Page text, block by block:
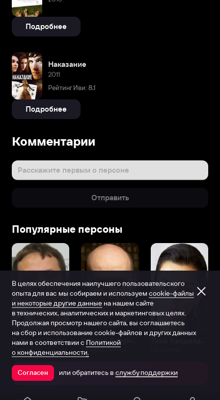
Подробнее
Наказание
2011
Рейтинг Иви: 8,1
Подробнее
Комментарии
Расскажите первым о персоне
Отправить
Популярные персоны
Виталий Шляппо
Продюсер Актёр дубляжа
Открыть в приложении
В целях обеспечения наилучшего пользовательского
опыта для вас мы собираем и используем cookie-файлы
и некоторые другие данные на нашем сайте
в технических, аналитических и маркетинговых целях.
Продолжая просмотр нашего сайта, вы соглашаетесь
на сбор и использование cookie-файлов и других данных
нами в соответствии с Политикой
о конфиденциальности.
Согласен или обратитесь в службу поддержки